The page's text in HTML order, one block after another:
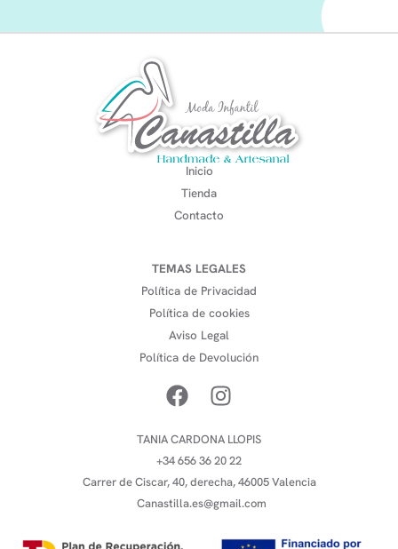
Inicio
Tienda
Contacto
TEMAS LEGALES
Política de Privacidad
Política de cookies
Aviso Legal
Política de Devolución
TANIA CARDONA LLOPIS
+34 656 36 20 22
Carrer de Ciscar, 40, derecha, 46005 Valencia
Canastilla.es@gmail.com